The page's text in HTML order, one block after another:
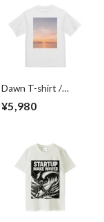
Dawn T-shirt /
¥5,980